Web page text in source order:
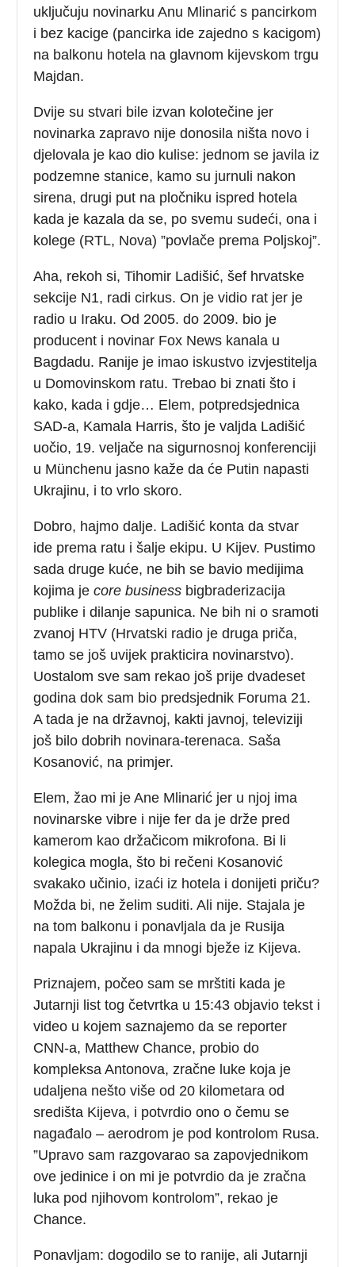
uključuju novinarku Anu Mlinarić s pancirkom
i bez kacige (pancirka ide zajedno s kacigom)
na balkonu hotela na glavnom kijevskom trgu
Majdan.
Dvije su stvari bile izvan kolotečine jer
novinarka zapravo nije donosila ništa novo i
djelovala je kao dio kulise: jednom se javila iz
podzemne stanice, kamo su jurnuli nakon
sirena, drugi put na pločniku ispred hotela
kada je kazala da se, po svemu sudeći, ona i
kolege (RTL, Nova) ”povlače prema Poljskoj”.
Aha, rekoh si, Tihomir Ladišić, šef hrvatske
sekcije N1, radi cirkus. On je vidio rat jer je
radio u Iraku. Od 2005. do 2009. bio je
producent i novinar Fox News kanala u
Bagdadu. Ranije je imao iskustvo izvjestitelja
u Domovinskom ratu. Trebao bi znati što i
kako, kada i gdje… Elem, potpredsjednica
SAD-a, Kamala Harris, što je valjda Ladišić
uočio, 19. veljače na sigurnosnoj konferenciji
u Münchenu jasno kaže da će Putin napasti
Ukrajinu, i to vrlo skoro.
Dobro, hajmo dalje. Ladišić konta da stvar
ide prema ratu i šalje ekipu. U Kijev. Pustimo
sada druge kuće, ne bih se bavio medijima
kojima jecore business bigbraderizacija
publike i dilanje sapunica. Ne bih ni o sramoti
zvanoj HTV (Hrvatski radio je druga priča,
tamo se još uvijek prakticira novinarstvo).
Uostalom sve sam rekao još prije dvadeset
godina dok sam bio predsjednik Foruma 21.
A tada je na državnoj, kakti javnoj, televiziji
još bilo dobrih novinara-terenaca. Saša
Kosanović, na primjer.
Elem, žao mi je Ane Mlinarić jer u njoj ima
novinarske vibre i nije fer da je drže pred
kamerom kao držačicom mikrofona. Bi li
kolegica mogla, što bi rečeni Kosanović
svakako učinio, izaći iz hotela i donijeti priču?
Možda bi, ne želim suditi. Ali nije. Stajala je
na tom balkonu i ponavljala da je Rusija
napala Ukrajinu i da mnogi bježe iz Kijeva.
Priznajem, počeo sam se mrštiti kada je
Jutarnji list tog četvrtka u 15:43 objavio tekst i
video u kojem saznajemo da se reporter
CNN-a, Matthew Chance, probio do
kompleksa Antonova, zračne luke koja je
udaljena nešto više od 20 kilometara od
središta Kijeva, i potvrdio ono o čemu se
nagađalo – aerodrom je pod kontrolom Rusa.
”Upravo sam razgovarao sa zapovjednikom
ove jedinice i on mi je potvrdio da je zračna
luka pod njihovom kontrolom”, rekao je
Chance.
Ponavljam: dogodilo se to ranije, ali Jutarnji